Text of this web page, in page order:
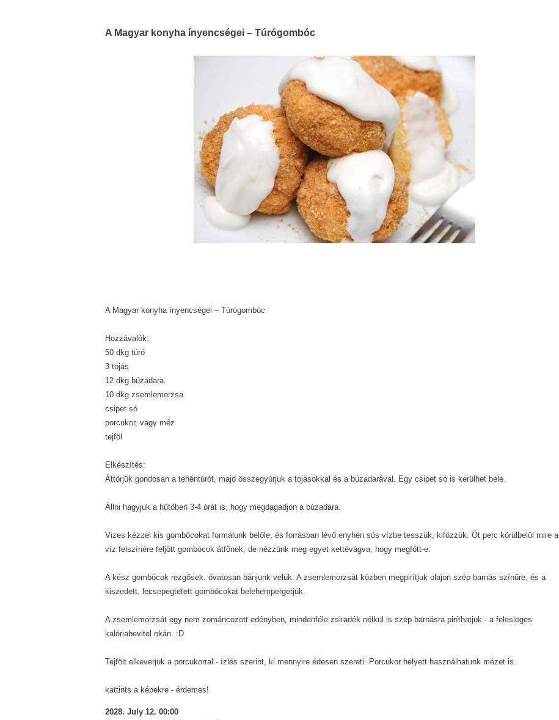
A Magyar konyha ínyencségei – Túrógombóc
A Magyar konyha ínyencségei – Túrógombóc
Hozzávalók:
50 dkg túró
3 tojás
12 dkg búzadara
10 dkg zsemlemorzsa
csipet só
porcukor, vagy méz
tejföl
Elkészítés:
Áttörjük gondosan a tehéntúrót, majd összegyúrjuk a tojásokkal és a búzadarával. Egy csipet só is kerülhet bele.
Állni hagyjuk a hűtőben 3-4 órát is, hogy megdagadjon a búzadara.
Vizes kézzel kis gombócokat formálunk belőle, és forrásban lévő enyhén sós vízbe tesszük, kifőzzük. Öt perc körülbelül mire a
víz felszínére feljött gombócok átfőnek, de nézzünk meg egyet kettévágva, hogy megfőtt-e.
A kész gombócok rezgősek, óvatosan bánjunk velük. A zsemlemorzsát közben megpirítjuk olajon szép barnás színűre, és a
kiszedett, lecsepegtetett gombócokat belehempergetjük.
A zsemlemorzsát egy nem zománcozott edényben, mindenféle zsiradék nélkül is szép barnásra piríthatjuk - a felesleges
kalóriabevitel okán. :D
Tejfölt elkeverjük a porcukorral - ízlés szerint, ki mennyire édesen szereti. Porcukor helyett használhatunk mézet is.
kattints a képekre - érdemes!
2028. July 12. 00:00